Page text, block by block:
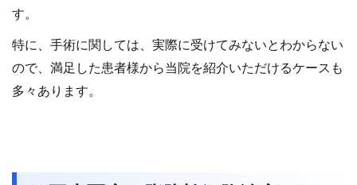
す。
特に、手術に関しては、実際に受けてみないとわからない
ので、満足した患者様から当院を紹介いただけるケースも
多々あります。